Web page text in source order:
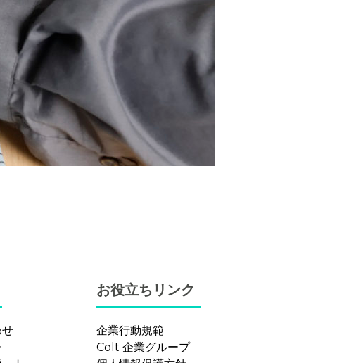
お役立ちリンク
企業行動規範
Colt 企業グループ